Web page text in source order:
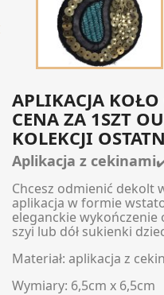
APLIKACJA
CENA ZA 1SZT
KOLEKCJI
Aplikacja z cekinami
Chcesz odmienić dekolt
aplikacja w formie
eleganckie
szyi lub dół sukienki
Materiał: aplikacja z
Wymiary: 6,5cm x 6,5cm